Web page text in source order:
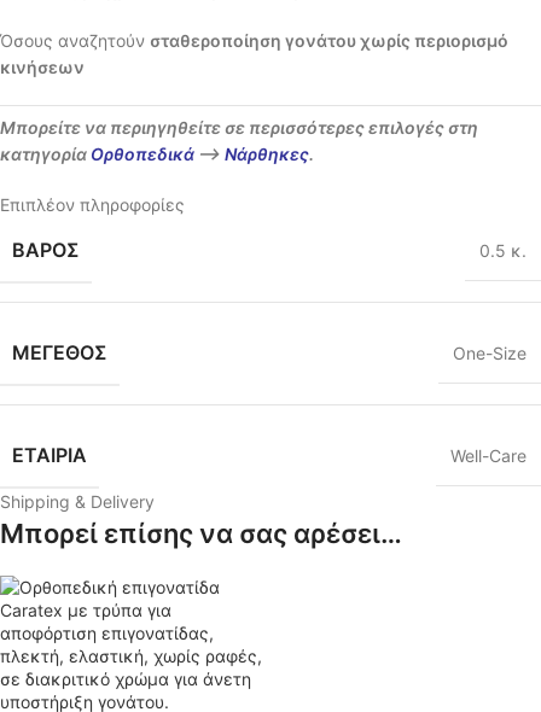
Όσους αναζητούν σταθεροποίηση γονάτου χωρίς περιορισμό
κινήσεων
Μπορείτε να περιηγηθείτε σε περισσότερες επιλογές στη
κατηγορία Ορθοπεδικά –> Νάρθηκες.
Επιπλέον πληροφορίες
ΒΆΡΟΣ 0.5 κ.
ΜΕΓΕΘΟΣ One-Size
ΕΤΑΙΡΙΑ Well-Care
Shipping & Delivery
Μπορεί επίσης να σας αρέσει…